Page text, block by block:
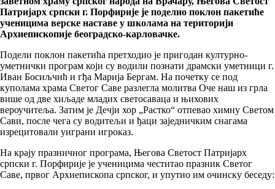
Патријарх српски г. Порфирије је поделио поклон пакетиће
ученицима верске наставе у школама на територији
Архиепископије београдско-карловачке.
Подели поклон пакетића претходио је пригодан културно-
уметнички програм који су водили познати драмски уметници г.
Иван Босиљчић и гђа Марија Бергам. На почетку се под
куполама храма Светог Саве разлегла молитва Оче наш из грла
више од две хиљаде младих светосаваца и њихових
вероучитеља. Затим је Дечји хор „Растко“ отпевао химну Светом
Сави, после чега су водитељи и ђаци заједничким снагама
изрецитовали уиграни игроказ.
На крају празничног програма, Његова Светост Патријарх
српски г. Порфирије је ученицима честитао празник Светог
Саве, првог Архиепископа српског, и упутио им очинску беседу: